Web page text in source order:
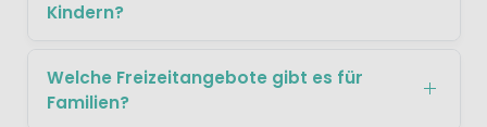
Kindern?
Welche Freizeitangebote gibt es für
Familien?